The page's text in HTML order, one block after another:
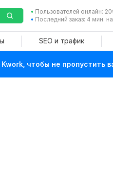
Пользователей онлайн:
Последний заказ: 4 мин.
SEO и трафик
чтобы не пропустить